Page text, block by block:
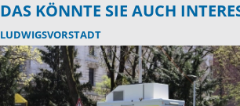
DAS KÖNNTE SIE AUCH
LUDWIGSVORSTADT